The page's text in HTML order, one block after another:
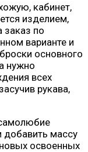
кабинет,
изделием,
заказ по
варианте и
основного
нужно
всех
рукава,
добавить массу
освоенных